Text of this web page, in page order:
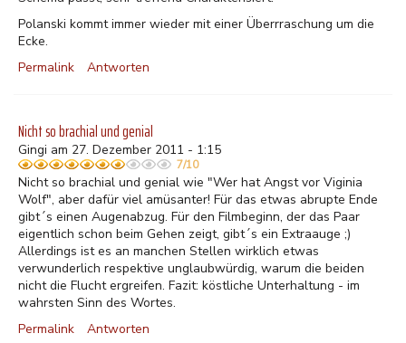
Polanski kommt immer wieder mit einer Überrraschung um die
Ecke.
Permalink
Antworten
Nicht so brachial und genial
Gingi am 27. Dezember 2011 - 1:15
7/10
Nicht so brachial und genial wie "Wer hat Angst vor Viginia
Wolf", aber dafür viel amüsanter! Für das etwas abrupte Ende
gibt´s einen Augenabzug. Für den Filmbeginn, der das Paar
eigentlich schon beim Gehen zeigt, gibt´s ein Extraauge ;)
Allerdings ist es an manchen Stellen wirklich etwas
verwunderlich respektive unglaubwürdig, warum die beiden
nicht die Flucht ergreifen. Fazit: köstliche Unterhaltung - im
wahrsten Sinn des Wortes.
Permalink
Antworten